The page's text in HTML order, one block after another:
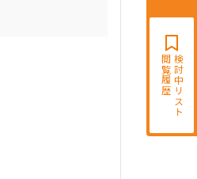
検討中リスト
閲覧履歴